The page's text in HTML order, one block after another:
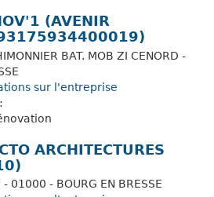
(AVENIR
BAT. MOB ZI CENORD -
sur l'entreprise
:
ARCHITECTURES
- 01000 - BOURG EN BRESSE